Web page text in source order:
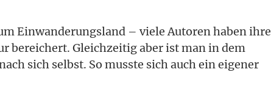
Einwanderungsland – viele Autoren haben ihre
bereichert. Gleichzeitig aber ist man in dem
sich selbst. So musste sich auch ein eigener